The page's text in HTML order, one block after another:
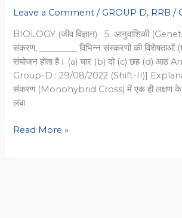
Leave a Comment / GROUP D, RRB /
BIOLOGY (जीव विज्ञान) 5. आनुवांशिकी
संकरण, _________ विभिन्न संस्करणों की विशेषताओं
संयोजन होता है। (a) चार (b) दो (c) छह (d) आठ
Group-D : 29/08/2022 (Shift-II)]
संकरण (Monohybrid Cross) में एक ही लक्षण के
लंबा
RRB
Read More »